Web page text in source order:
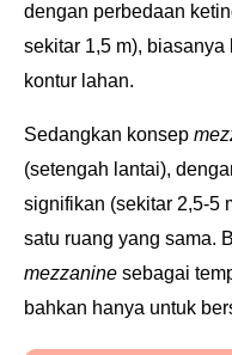
dengan perbedaan
sekitar 1,5 m),
kontur lahan.
Sedangkan konsep
(setengah lantai),
signifikan (sekitar 2,5-5
satu ruang yang sama.
mezzanine sebagai
bahkan hanya untuk